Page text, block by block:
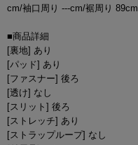
cm/袖口周り ---cm/裾周り 89cm
■商品詳細
[裏地] あり
[パッド] あり
[ファスナー] 後ろ
[透け] なし
[スリット] 後ろ
[ストレッチ] あり
[ストラップループ] なし